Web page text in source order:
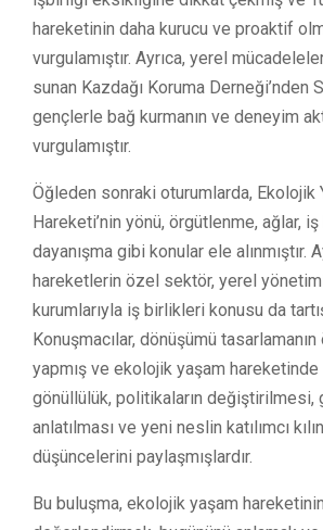
hareketinin daha kurucu ve proaktif
vurgulamıştır. Ayrıca, yerel
sunan Kazdağı Koruma Derneği’nden
gençlerle bağ kurmanın ve deneyim
vurgulamıştır.
Öğleden sonraki oturumlarda, Ekolojik
Hareketi’nin yönü, örgütlenme, ağlar,
dayanışma gibi konular ele alınmıştır.
hareketlerin özel sektör, yerel
kurumlarıyla iş birlikleri konusu da
Konuşmacılar, dönüşümü
yapmış ve ekolojik yaşam hareketinde
gönüllülük, politikaların değiştirilmesi,
anlatılması ve yeni neslin katılımcı
düşüncelerini paylaşmışlardır.
Bu buluşma, ekolojik yaşam